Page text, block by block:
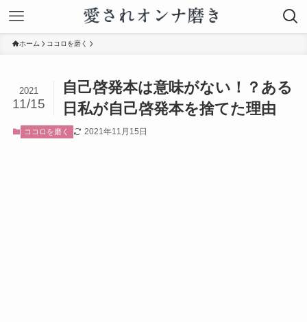
ホーム ココロを磨く
自己啓発本は意味がない！？ある
日私が自己啓発本を捨てた理由
2021
11/15
ココロを磨く 2021年11月15日